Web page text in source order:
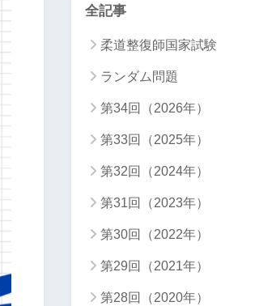
全記事
柔道整復師国家試験
ランダム問題
第34回（2026年）
第33回（2025年）
第32回（2024年）
第31回（2023年）
第30回（2022年）
第29回（2021年）
第28回（2020年）